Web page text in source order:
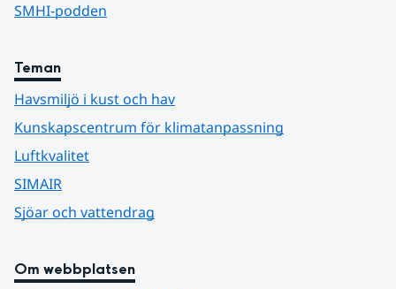
SMHI-podden
Teman
Havsmiljö i kust och hav
Kunskapscentrum för klimatanpassning
Luftkvalitet
SIMAIR
Sjöar och vattendrag
Om webbplatsen